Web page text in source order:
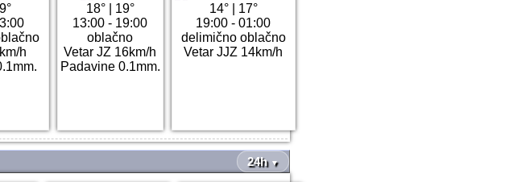
h
18°| 19°
13:00 - 19:00
oblačno
Vetar JZ 16km/h
Padavine 0.1mm.
14°| 17°
19:00 - 01:00
delimično oblačno
Vetar JJZ 14km/h
24h ▼